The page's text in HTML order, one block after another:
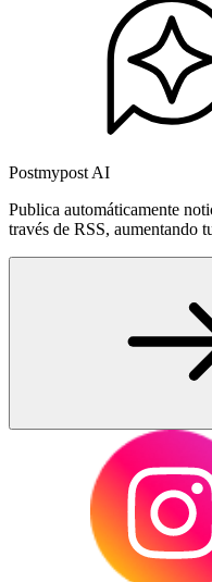
Postmypost AI
Publica automáticamente
través de RSS, aumentando